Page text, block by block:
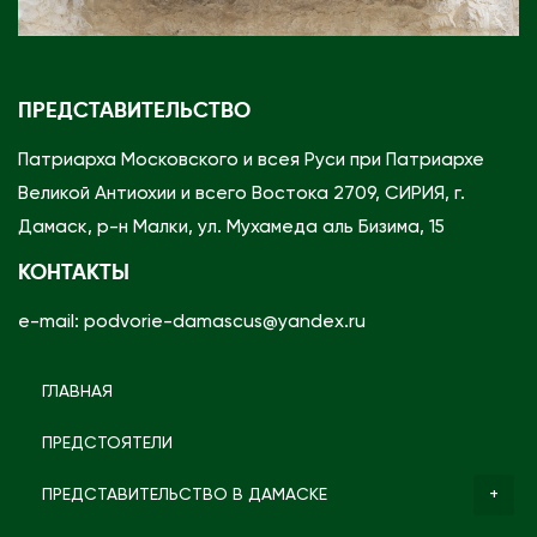
ПРЕДСТАВИТЕЛЬСТВО
Патриарха Московского и всея Руси при Патриархе
Великой Антиохии и всего Востока 2709, СИРИЯ, г.
Дамаск, р-н Малки, ул. Мухамеда аль Бизима, 15
КОНТАКТЫ
e-mail: podvorie-damascus@yandex.ru
ГЛАВНАЯ
ПРЕДСТОЯТЕЛИ
ПРЕДСТАВИТЕЛЬСТВО В ДАМАСКЕ